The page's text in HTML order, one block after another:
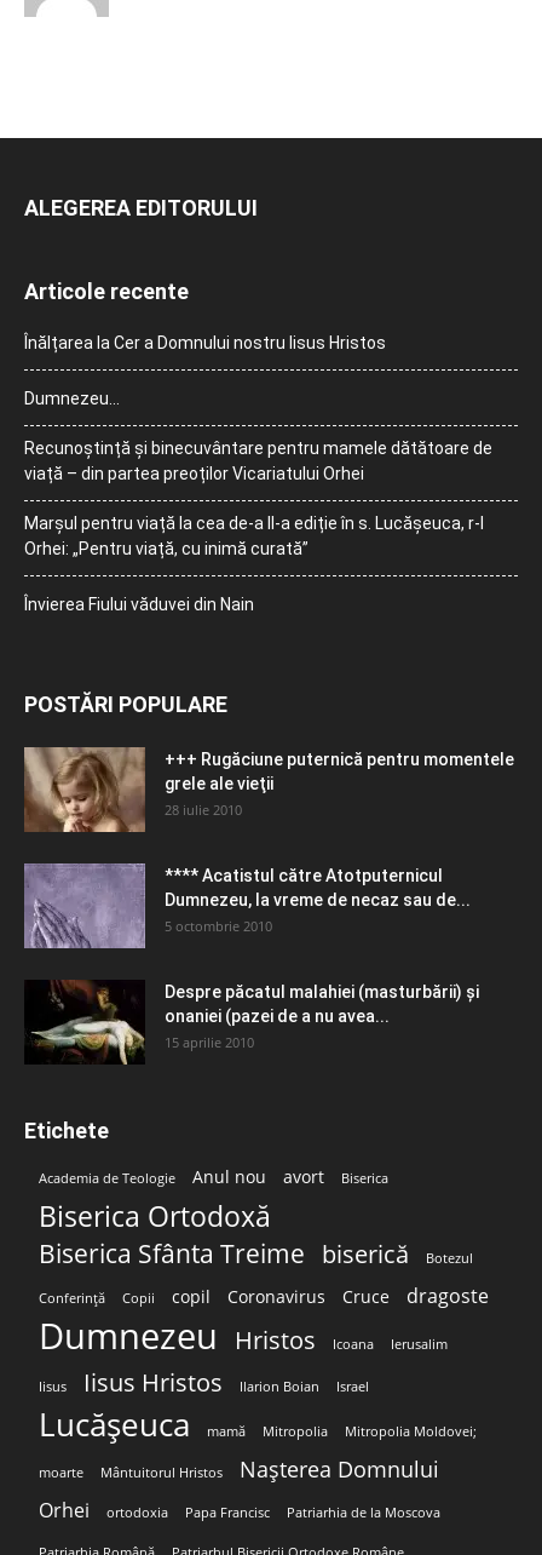
ALEGEREA EDITORULUI
Articole recente
Înălțarea la Cer a Domnului nostru Iisus Hristos
Dumnezeu…
Recunoștință și binecuvântare pentru mamele dătătoare de
viață – din partea preoților Vicariatului Orhei
Marșul pentru viață la cea de-a II-a ediție în s. Lucășeuca, r-l
Orhei: „Pentru viață, cu inimă curată”
Învierea Fiului văduvei din Nain
POSTĂRI POPULARE
+++ Rugăciune puternică pentru momentele
grele ale vieţii
28 iulie 2010
**** Acatistul către Atotputernicul
Dumnezeu, la vreme de necaz sau de...
5 octombrie 2010
Despre păcatul malahiei (masturbării) şi
onaniei (pazei de a nu avea...
15 aprilie 2010
Etichete
Academia de Teologie Anul nou avort Biserica
Biserica Ortodoxă
Biserica Sfânta Treime biserică Botezul
Conferință Copii copil Coronavirus Cruce dragoste
Dumnezeu Hristos Icoana Ierusalim
Iisus Iisus Hristos Ilarion Boian Israel
Lucășeuca mamă Mitropolia Mitropolia Moldovei;
moarte Mântuitorul Hristos Nașterea Domnului
Orhei ortodoxia Papa Francisc Patriarhia de la Moscova